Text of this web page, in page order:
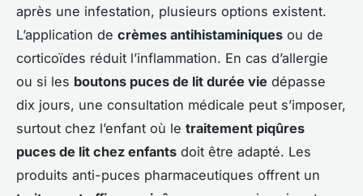
après une infestation, plusieurs options existent.
L’application de crèmes antihistaminiques ou de
corticoïdes réduit l’inflammation. En cas d’allergie
ou si les boutons puces de lit durée vie dépasse
dix jours, une consultation médicale peut s’imposer,
surtout chez l’enfant où le traitement piqûres
puces de lit chez enfants doit être adapté. Les
produits anti-puces pharmaceutiques offrent un